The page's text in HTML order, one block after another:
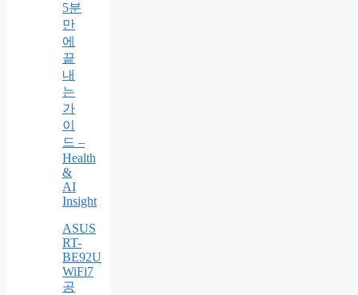
5분
만
에
끝
내
는
가
이
드 –
Health
&
AI
Insight
ASUS
RT-
BE92U
WiFi7
공